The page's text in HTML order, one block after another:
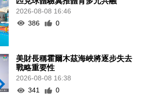
2026-08-08 16:46
386
0
美財長稱霍爾木茲海峽將逐步失去
戰略重要性
2026-08-08 16:38
341
0